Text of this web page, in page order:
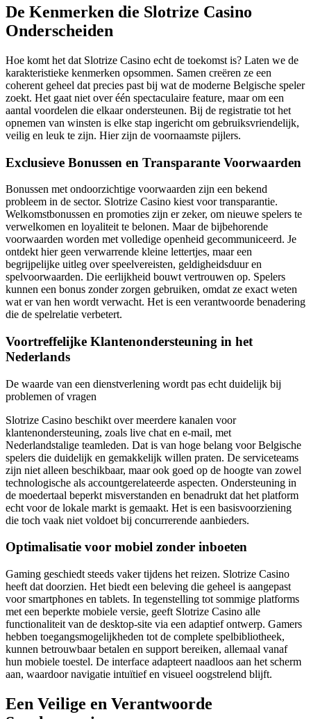
De Kenmerken die Slotrize Casino
Onderscheiden
Hoe komt het dat Slotrize Casino echt de toekomst is? Laten we de
karakteristieke kenmerken opsommen. Samen creëren ze een
coherent geheel dat precies past bij wat de moderne Belgische speler
zoekt. Het gaat niet over één spectaculaire feature, maar om een
aantal voordelen die elkaar ondersteunen. Bij de registratie tot het
opnemen van winsten is elke stap ingericht om gebruiksvriendelijk,
veilig en leuk te zijn. Hier zijn de voornaamste pijlers.
Exclusieve Bonussen en Transparante Voorwaarden
Bonussen met ondoorzichtige voorwaarden zijn een bekend
probleem in de sector. Slotrize Casino kiest voor transparantie.
Welkomstbonussen en promoties zijn er zeker, om nieuwe spelers te
verwelkomen en loyaliteit te belonen. Maar de bijbehorende
voorwaarden worden met volledige openheid gecommuniceerd. Je
ontdekt hier geen verwarrende kleine lettertjes, maar een
begrijpelijke uitleg over speelvereisten, geldigheidsduur en
spelvoorwaarden. Die eerlijkheid bouwt vertrouwen op. Spelers
kunnen een bonus zonder zorgen gebruiken, omdat ze exact weten
wat er van hen wordt verwacht. Het is een verantwoorde benadering
die de spelrelatie verbetert.
Voortreffelijke Klantenondersteuning in het
Nederlands
De waarde van een dienstverlening wordt pas echt duidelijk bij
problemen of vragen
Slotrize Casino beschikt over meerdere kanalen voor
klantenondersteuning, zoals live chat en e-mail, met
Nederlandstalige teamleden. Dat is van hoge belang voor Belgische
spelers die duidelijk en gemakkelijk willen praten. De serviceteams
zijn niet alleen beschikbaar, maar ook goed op de hoogte van zowel
technologische als accountgerelateerde aspecten. Ondersteuning in
de moedertaal beperkt misverstanden en benadrukt dat het platform
echt voor de lokale markt is gemaakt. Het is een basisvoorziening
die toch vaak niet voldoet bij concurrerende aanbieders.
Optimalisatie voor mobiel zonder inboeten
Gaming geschiedt steeds vaker tijdens het reizen. Slotrize Casino
heeft dat doorzien. Het biedt een beleving die geheel is aangepast
voor smartphones en tablets. In tegenstelling tot sommige platforms
met een beperkte mobiele versie, geeft Slotrize Casino alle
functionaliteit van de desktop-site via een adaptief ontwerp. Gamers
hebben toegangsmogelijkheden tot de complete spelbibliotheek,
kunnen betrouwbaar betalen en support bereiken, allemaal vanaf
hun mobiele toestel. De interface adapteert naadloos aan het scherm
aan, waardoor navigatie intuïtief en visueel oogstrelend blijft.
Een Veilige en Verantwoorde